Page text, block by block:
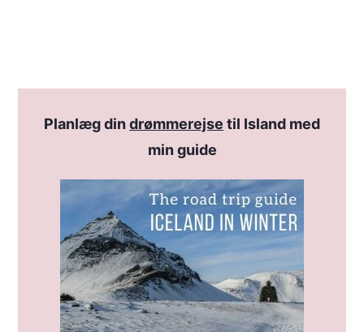
Planlæg dindrømmerejse til Island med
min guide